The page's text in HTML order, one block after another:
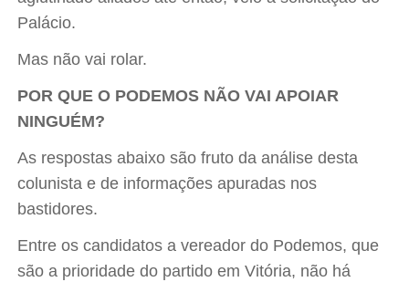
Palácio.
Mas não vai rolar.
POR QUE O PODEMOS NÃO VAI APOIAR
NINGUÉM?
As respostas abaixo são fruto da análise desta
colunista e de informações apuradas nos
bastidores.
Entre os candidatos a vereador do Podemos, que
são a prioridade do partido em Vitória, não há